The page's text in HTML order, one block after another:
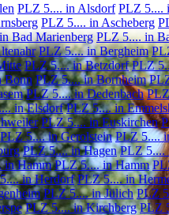
PLZ 5.... in Alsdorf PLZ 5....
PLZ 5.... in Ascheberg
Bad Marienberg PLZ 5.... in
PLZ 5.... in Bergheim
PLZ 5.... in Betzdorf PLZ
Bonn PLZ 5.... in Bornheim
PLZ 5.... in Dedenbach
in Elsdorf PLZ 5.... in
PLZ 5.... in Euskirchen
PLZ 5.... in Gerolstein PLZ 5....
PLZ 5.... in Hagen PLZ 5....
in Hamm PLZ 5.... in Hamm
in Herdorf PLZ 5.... in
PLZ 5.... in Jülich PLZ
PLZ 5.... in Kirchberg PLZ